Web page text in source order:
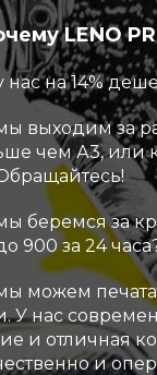
LENO
нас на 14%
выходим за
чем А3, или
беремся за
900 за 24
можем
У нас
и отличная
и